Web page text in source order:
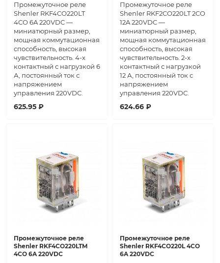
Промежуточное реле
Shenler RKF4CO220LT
4CO 6A 220VDC —
миниатюрный размер,
мощная коммутационная
способность, высокая
чувствительность. 4-х
контактный с нагрузкой 6
А, постоянный ток с
напряжением
управления 220VDC.
625.95 ₽
Промежуточное реле
Shenler RKF2CO220LT 2CO
12A 220VDC —
миниатюрный размер,
мощная коммутационная
способность, высокая
чувствительность. 2-х
контактный с нагрузкой
12 А, постоянный ток с
напряжением
управления 220VDC.
624.66 ₽
Промежуточное реле
Shenler RKF4CO220LTM
4CO 6A 220VDC
Промежуточное реле
Shenler RKF4CO220L 4CO
6A 220VDC